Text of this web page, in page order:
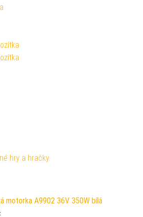
hry a hračky
motorka A9902 36V 350W bílá